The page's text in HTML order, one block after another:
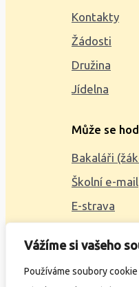
Vážíme si vašeho
Používáme soubory
Kontakty
Žádosti
Družina
Jídelna
Může se
Bakaláři
Školní e-mail
E-strava
2023 © ZŠ